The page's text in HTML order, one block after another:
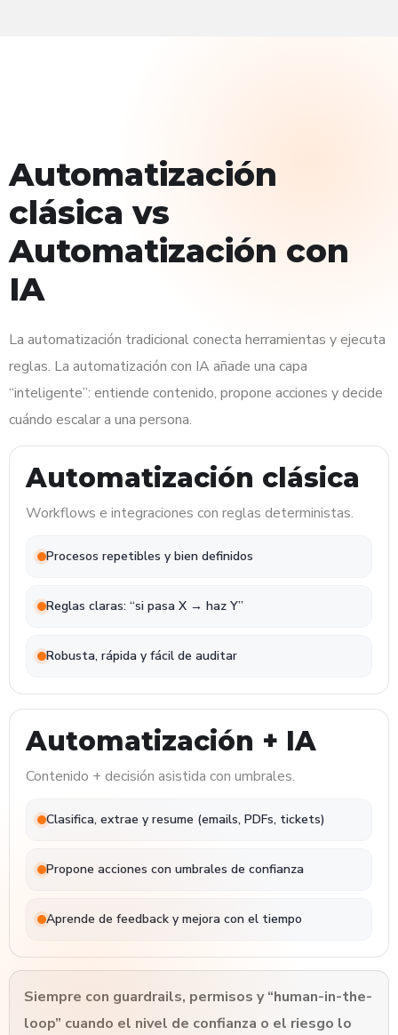
Automatización
clásica vs
Automatización con
IA
La automatización tradicional conecta herramientas y ejecuta
reglas. La automatización con IA añade una capa
“inteligente”: entiende contenido, propone acciones y decide
cuándo escalar a una persona.
Automatización clásica
Workflows e integraciones con reglas deterministas.
Procesos repetibles y bien definidos
Reglas claras: “si pasa X → haz Y”
Robusta, rápida y fácil de auditar
Automatización + IA
Contenido + decisión asistida con umbrales.
Clasifica, extrae y resume (emails, PDFs, tickets)
Propone acciones con umbrales de confianza
Aprende de feedback y mejora con el tiempo
Siempre con guardrails, permisos y “human-in-the-
loop” cuando el nivel de confianza o el riesgo lo